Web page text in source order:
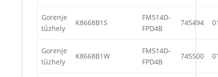
Gorenje
tűzhely
K8668B1S
FM514D-
FPD4B
745494
Gorenje
tűzhely
K8668B1W
FM514D-
FPD4B
745500